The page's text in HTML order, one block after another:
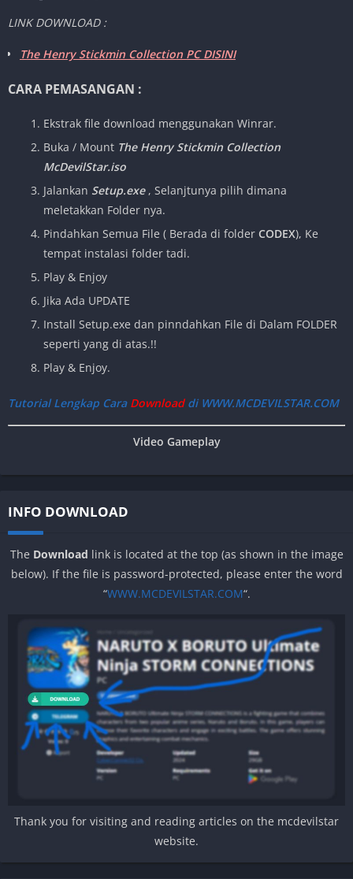
LINK DOWNLOAD :
The Henry Stickmin Collection PC DISINI
CARA PEMASANGAN :
Ekstrak file download menggunakan Winrar.
Buka / Mount The Henry Stickmin Collection
McDevilStar.iso
Jalankan Setup.exe, Selanjtunya pilih dimana
meletakkan Folder nya.
Pindahkan Semua File ( Berada di folder CODEX), Ke
tempat instalasi folder tadi.
Play & Enjoy
Jika Ada UPDATE
Install Setup.exe dan pinndahkan File di Dalam FOLDER
seperti yang di atas.!!
Play & Enjoy.
Tutorial Lengkap CaraDownloaddi WWW.MCDEVILSTAR.COM
Video Gameplay
INFO DOWNLOAD
The Download link is located at the top (as shown in the image
below). If the file is password-protected, please enter the word
“WWW.MCDEVILSTAR.COM“.
Thank you for visiting and reading articles on the mcdevilstar
website.